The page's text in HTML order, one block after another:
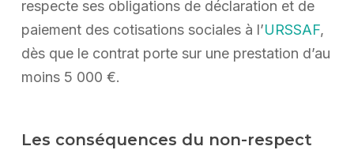
respecte ses obligations de déclaration et de
paiement des cotisations sociales à l’URSSAF,
dès que le contrat porte sur une prestation d’au
moins 5 000 €.
Les conséquences du non-respect